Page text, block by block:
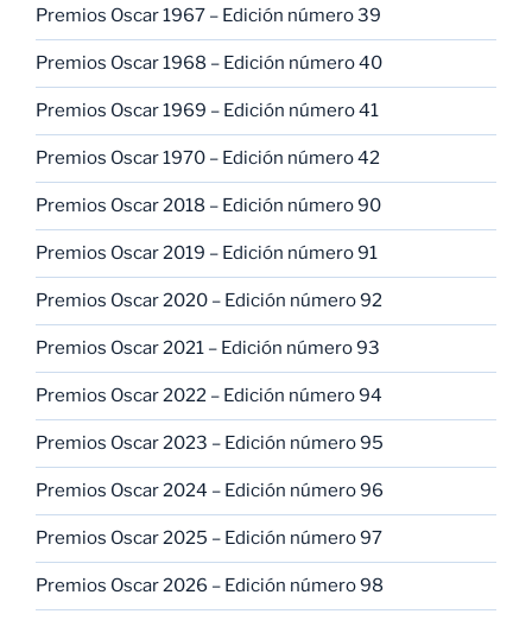
Premios Oscar 1967 – Edición número 39
Premios Oscar 1968 – Edición número 40
Premios Oscar 1969 – Edición número 41
Premios Oscar 1970 – Edición número 42
Premios Oscar 2018 – Edición número 90
Premios Oscar 2019 – Edición número 91
Premios Oscar 2020 – Edición número 92
Premios Oscar 2021 – Edición número 93
Premios Oscar 2022 – Edición número 94
Premios Oscar 2023 – Edición número 95
Premios Oscar 2024 – Edición número 96
Premios Oscar 2025 – Edición número 97
Premios Oscar 2026 – Edición número 98